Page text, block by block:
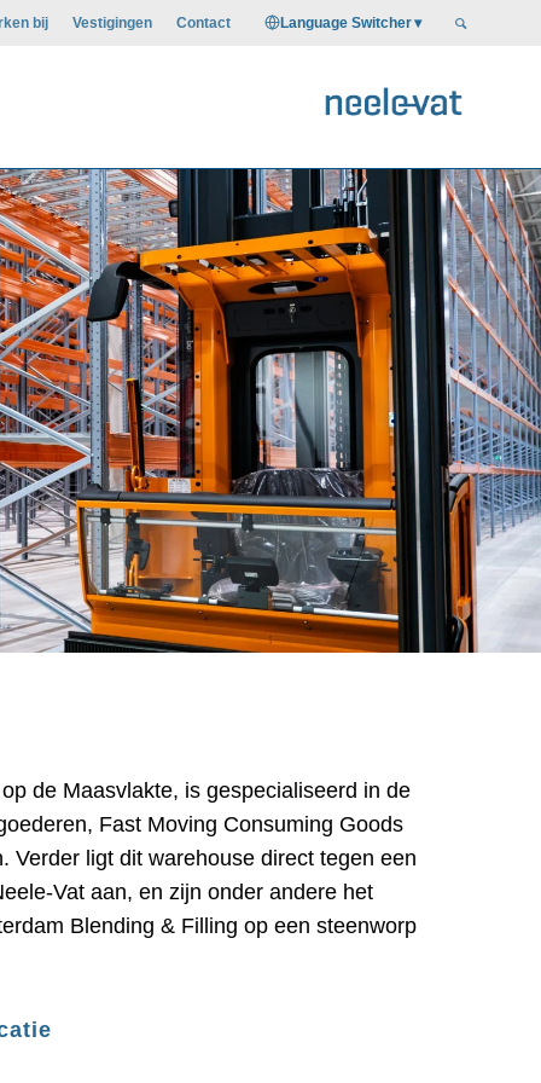
bij Vestigingen Contact Language Switcher
de Maasvlakte, is gespecialiseerd in de
Fast Moving Consuming Goods
Verder ligt dit warehouse direct tegen een
Vat aan, en zijn onder andere het
Blending & Filling op een steenworp